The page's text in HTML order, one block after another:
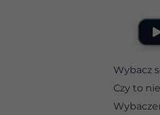
Wybacz
Czy to